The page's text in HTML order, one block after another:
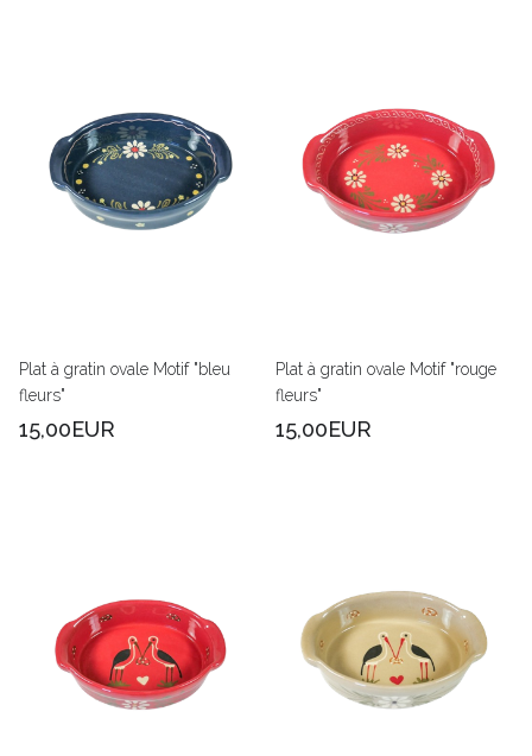
Plat à gratin ovale Motif "bleu
fleurs"
15,00EUR
Plat à gratin ovale Motif "rouge
fleurs"
15,00EUR